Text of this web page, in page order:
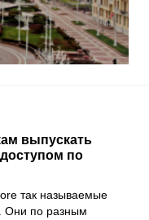
выпускать
по
так называемые
Они по разным